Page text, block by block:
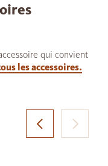
qui convient
les accessoires.